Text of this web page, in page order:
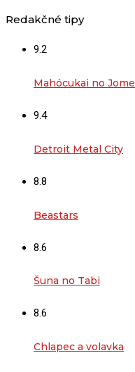
Redakčné tipy
9.2
Mahócukai no Jome
9.4
Detroit Metal City
8.8
Beastars
8.6
Šuna no Tabi
8.6
Chlapec a volavka